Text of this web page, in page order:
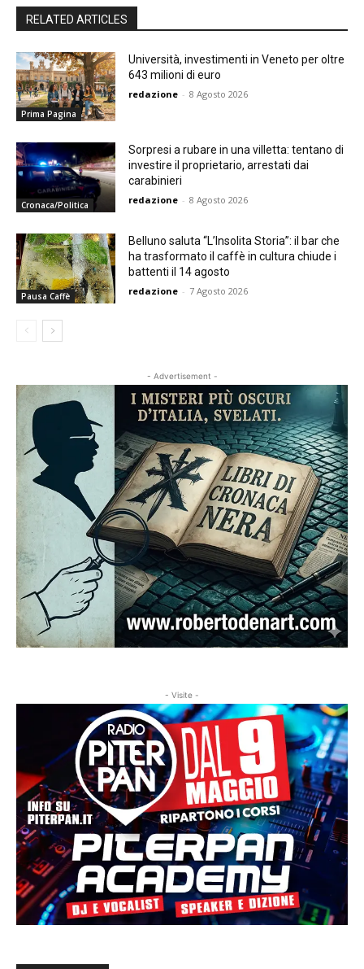
RELATED ARTICLES
Prima Pagina
Università, investimenti in Veneto per oltre
643 milioni di euro
redazione - 8 Agosto 2026
Cronaca/Politica
Sorpresi a rubare in una villetta: tentano di
investire il proprietario, arrestati dai
carabinieri
redazione - 8 Agosto 2026
Pausa Caffè
Belluno saluta “L’Insolita Storia”: il bar che
ha trasformato il caffè in cultura chiude i
battenti il 14 agosto
redazione - 7 Agosto 2026
- Advertisement -
- Visite -